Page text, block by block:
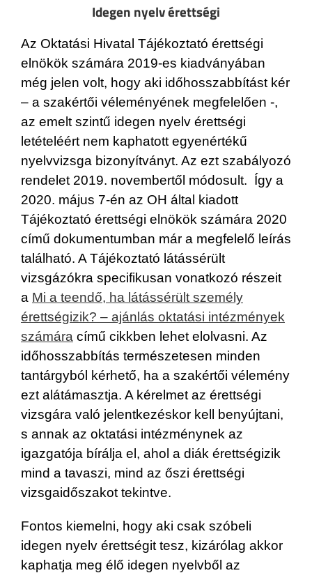
Idegen nyelv érettségi
Az Oktatási Hivatal Tájékoztató érettségi
elnökök számára 2019-es kiadványában
még jelen volt, hogy aki időhosszabbítást kér
– a szakértői véleményének megfelelően -,
az emelt szintű idegen nyelv érettségi
letételéért nem kaphatott egyenértékű
nyelvvizsga bizonyítványt. Az ezt szabályozó
rendelet 2019. novembertől módosult. Így a
2020. május 7-én az OH által kiadott
Tájékoztató érettségi elnökök számára 2020
című dokumentumban már a megfelelő leírás
található. A Tájékoztató látássérült
vizsgázókra specifikusan vonatkozó részeit
a Mi a teendő, ha látássérült személy
érettségizik? – ajánlás oktatási intézmények
számára című cikkben lehet elolvasni. Az
időhosszabbítás természetesen minden
tantárgyból kérhető, ha a szakértői vélemény
ezt alátámasztja. A kérelmet az érettségi
vizsgára való jelentkezéskor kell benyújtani,
s annak az oktatási intézménynek az
igazgatója bírálja el, ahol a diák érettségizik
mind a tavaszi, mind az őszi érettségi
vizsgaidőszakot tekintve.
Fontos kiemelni, hogy aki csak szóbeli
idegen nyelv érettségit tesz, kizárólag akkor
kaphatja meg élő idegen nyelvből az